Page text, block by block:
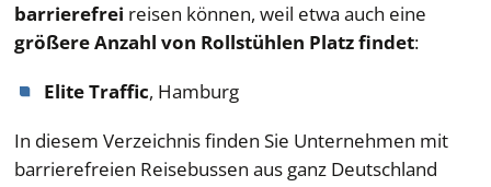
barrierefrei reisen können, weil etwa auch eine
größere Anzahl von Rollstühlen Platz findet:
Elite Traffic, Hamburg
In diesem Verzeichnis finden Sie Unternehmen mit
barrierefreien Reisebussen aus ganz Deutschland